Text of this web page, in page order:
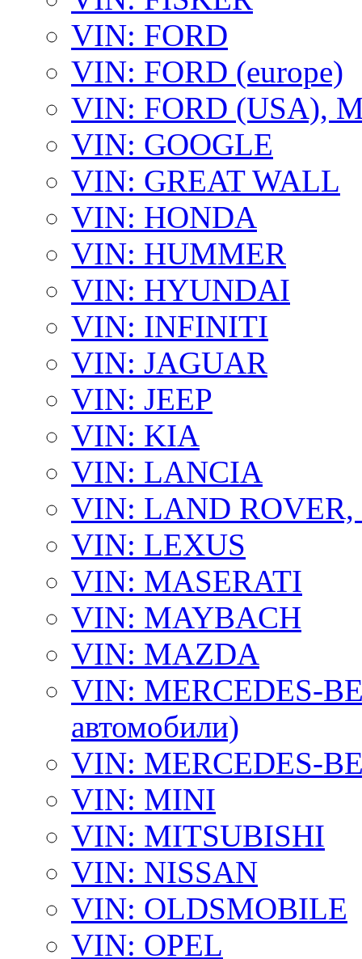
VIN: FORD
VIN: FORD (europe)
VIN: FORD (USA),
VIN: GOOGLE
VIN: GREAT WALL
VIN: HONDA
VIN: HUMMER
VIN: HYUNDAI
VIN: INFINITI
VIN: JAGUAR
VIN: JEEP
VIN: KIA
VIN: LANCIA
VIN: LAND ROVER,
VIN: LEXUS
VIN: MASERATI
VIN: MAYBACH
VIN: MAZDA
VIN: MERCEDES-
автомобили)
VIN: MERCEDES-
VIN: MINI
VIN: MITSUBISHI
VIN: NISSAN
VIN: OLDSMOBILE
VIN: OPEL